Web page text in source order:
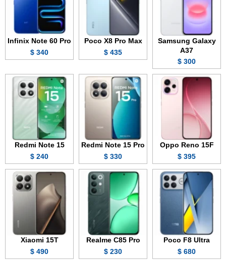
Samsung Galaxy
A37
300 $
Poco X8 Pro Max
435 $
Infinix Note 60 Pro
340 $
Oppo Reno 15F
395 $
Redmi Note 15 Pro
330 $
Redmi Note 15
240 $
Poco F8 Ultra
680 $
Realme C85 Pro
230 $
Xiaomi 15T
490 $